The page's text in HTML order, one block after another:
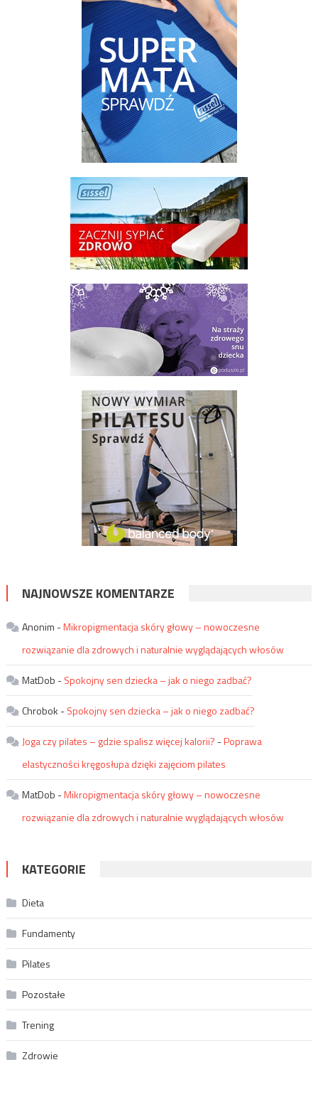
NAJNOWSZE KOMENTARZE
Anonim -Mikropigmentacja skóry głowy – nowoczesne
rozwiązanie dla zdrowych i naturalnie wyglądających włosów
MatDob -Spokojny sen dziecka – jak o niego zadbać?
Chrobok -Spokojny sen dziecka – jak o niego zadbać?
Joga czy pilates – gdzie spalisz więcej kalorii? -Poprawa
elastyczności kręgosłupa dzięki zajęciom pilates
MatDob -Mikropigmentacja skóry głowy – nowoczesne
rozwiązanie dla zdrowych i naturalnie wyglądających włosów
KATEGORIE
Dieta
Fundamenty
Pilates
Pozostałe
Trening
Zdrowie